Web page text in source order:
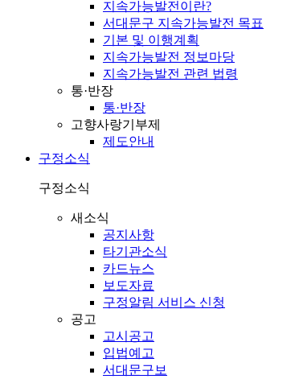
지속가능발전이란?
서대문구 지속가능발전 목표
기본 및 이행계획
지속가능발전 정보마당
지속가능발전 관련 법령
통·반장
통·반장
고향사랑기부제
제도안내
구정소식
구정소식
새소식
공지사항
타기관소식
카드뉴스
보도자료
구정알림 서비스 신청
공고
고시공고
입법예고
서대문구보